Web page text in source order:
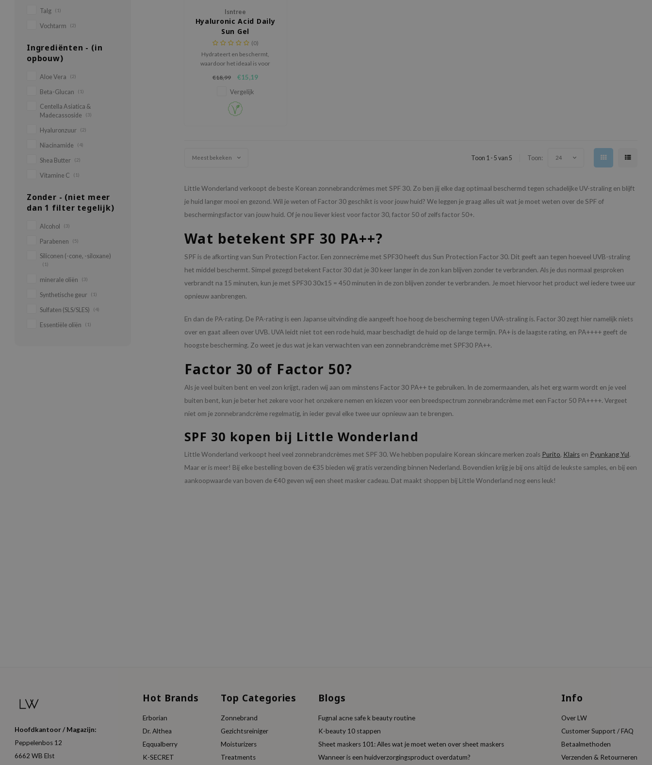
Talg (1)
Vochtarm (2)
Ingrediënten - (in
opbouw)
Aloe Vera (2)
Beta-Glucan (1)
Centella Asiatica &
Madecassoside
(3)
Hyaluronzuur (2)
Niacinamide (4)
Shea Butter (2)
Vitamine C (1)
Zonder - (niet meer
dan 1 filter tegelijk)
Alcohol (3)
Parabenen (5)
Siliconen (-cone, -siloxane)
(1)
minerale oliën (3)
Synthetische geur (1)
Sulfaten (SLS/SLES) (4)
Essentiële oliën (1)
Isntree
Hyaluronic Acid Daily
Sun Gel
(0)
Hydrateert en beschermt,
waardoor het ideaal is voor
huid en een focus op
verantwoordelijkheid voor het
milieu.
€18,99 €15,19
Vergelijk
Meest bekeken Toon 1 - 5 van 5 Toon: 24
Little Wonderland verkoopt de beste Korean zonnebrandcrèmes met SPF 30. Zo ben jij elke dag optimaal beschermd tegen schadelijke UV-straling en blijft
je huid langer mooi en gezond. Wil je weten of Factor 30 geschikt is voor jouw huid? We leggen je graag alles uit wat je moet weten over de SPF of
beschermingsfactor van jouw huid. Of je nou liever kiest voor factor 30, factor 50 of zelfs factor 50+.
Wat betekent SPF 30 PA++?
SPF is de afkorting van Sun Protection Factor. Een zonnecrème met SPF30 heeft dus Sun Protection Factor 30. Dit geeft aan tegen hoeveel UVB-straling
het middel beschermt. Simpel gezegd betekent Factor 30 dat je 30 keer langer in de zon kan blijven zonder te verbranden. Als je dus normaal gesproken
verbrandt na 15 minuten, kun je met SPF30 30x15 = 450 minuten in de zon blijven zonder te verbranden. Je moet hiervoor het product wel iedere twee uur
opnieuw aanbrengen.
En dan de PA-rating. De PA-rating is een Japanse uitvinding die aangeeft hoe hoog de bescherming tegen UVA-straling is. Factor 30 zegt hier namelijk niets
over en gaat alleen over UVB. UVA leidt niet tot een rode huid, maar beschadigt de huid op de lange termijn. PA+ is de laagste rating, en PA++++ geeft de
hoogste bescherming. Zo weet je dus wat je kan verwachten van een zonnebrandcrème met SPF30 PA++.
Factor 30 of Factor 50?
Als je veel buiten bent en veel zon krijgt, raden wij aan om minstens Factor 30 PA++ te gebruiken. In de zomermaanden, als het erg warm wordt en je veel
buiten bent, kun je beter het zekere voor het onzekere nemen en kiezen voor een breedspectrum zonnebrandcrème met een Factor 50 PA++++. Vergeet
niet om je zonnebrandcrème regelmatig, in ieder geval elke twee uur opnieuw aan te brengen.
SPF 30 kopen bij Little Wonderland
Little Wonderland verkoopt heel veel zonnebrandcrèmes met SPF 30. We hebben populaire Korean skincare merken zoals Purito, Klairs en Pyunkang Yul.
Maar er is meer! Bij elke bestelling boven de €35 bieden wij gratis verzending binnen Nederland. Bovendien krijg je bij ons altijd de leukste samples, en bij een
aankoopwaarde van boven de €40 geven wij een sheet masker cadeau. Dat maakt shoppen bij Little Wonderland nog eens leuk!
Hoofdkantoor / Magazijn:
Peppelenbos 12
6662 WB Elst
Hot Brands
Erborian
Dr. Althea
Eqqualberry
K-SECRET
Top Categories
Zonnebrand
Gezichtsreiniger
Moisturizers
Treatments
Blogs
Fugnal acne safe k beauty routine
K-beauty 10 stappen
Sheet maskers 101: Alles wat je moet weten over sheet maskers
Wanneer is een huidverzorgingsproduct overdatum?
Info
Over LW
Customer Support / FAQ
Betaalmethoden
Verzenden & Retourneren